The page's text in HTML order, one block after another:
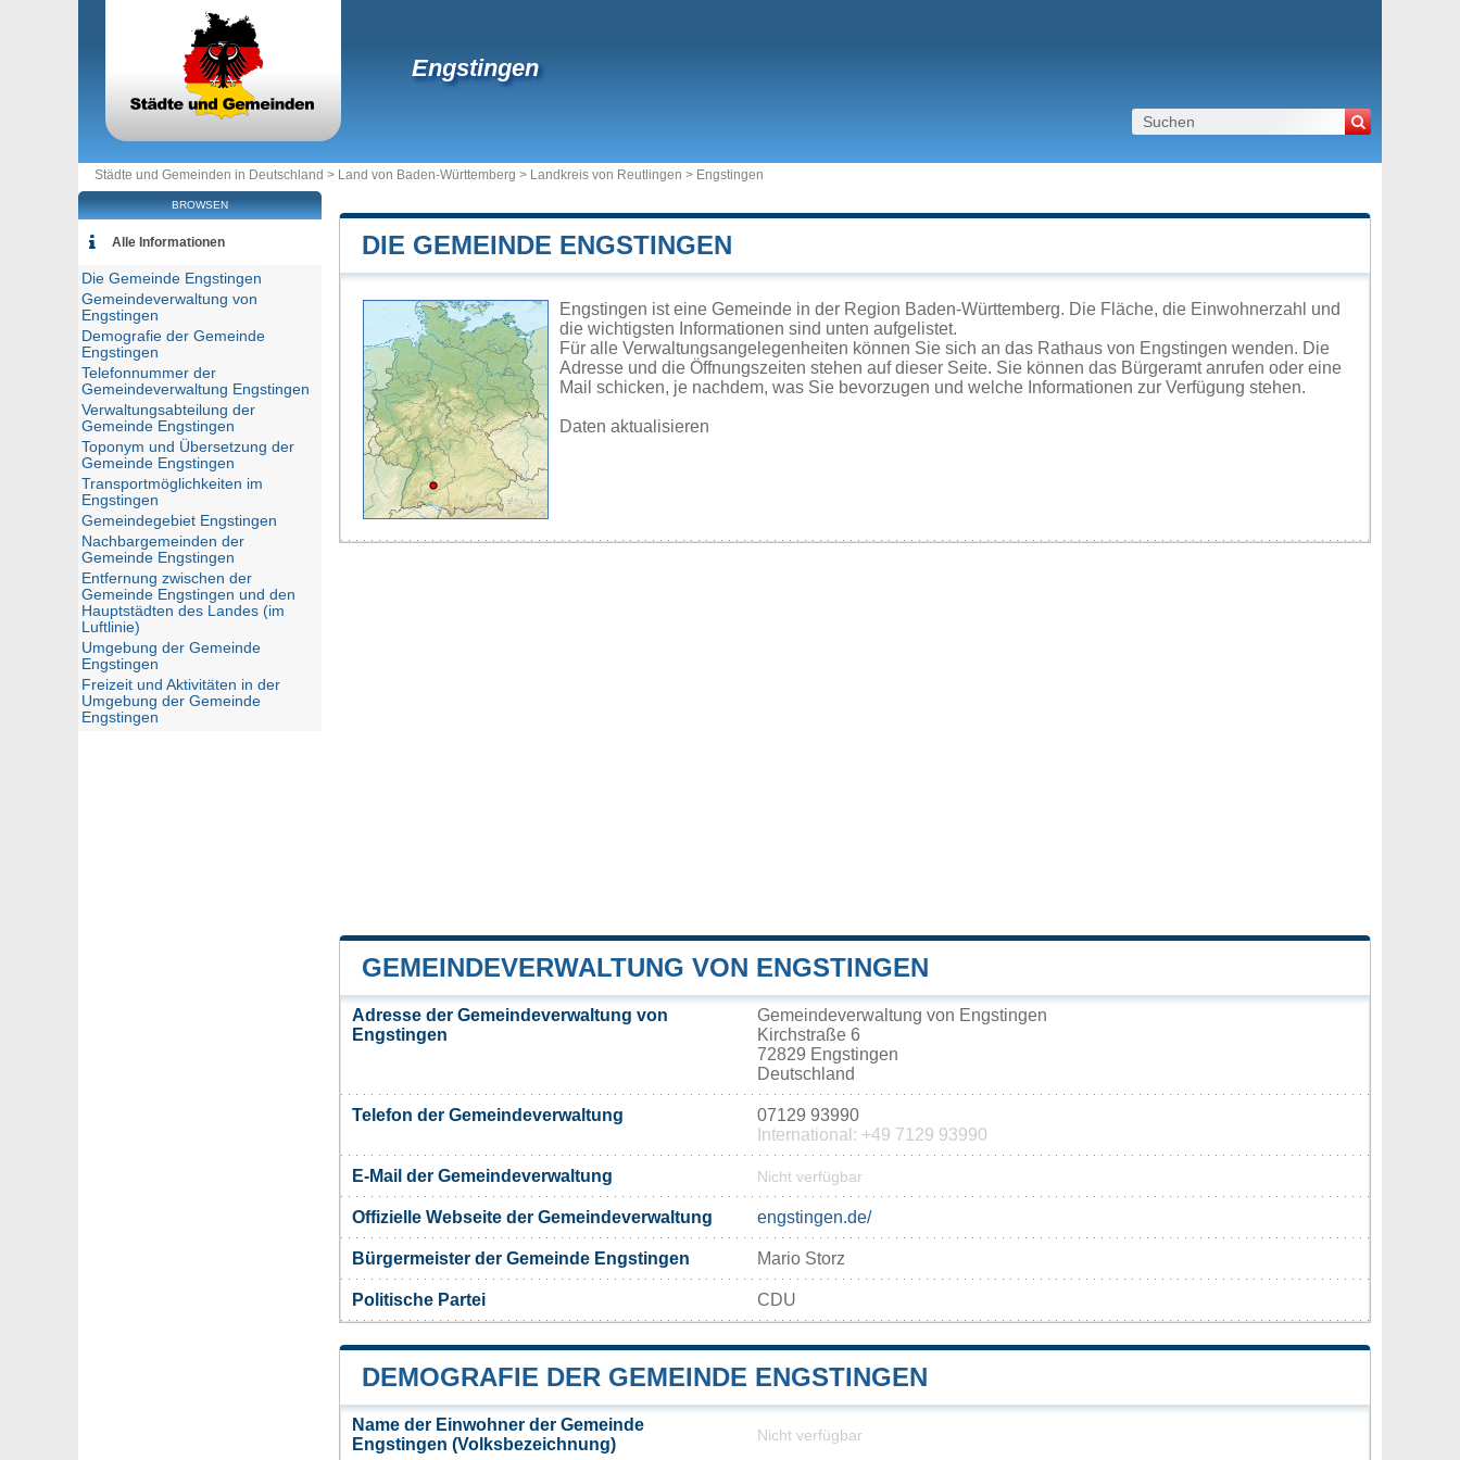
Engstingen
Städte und Gemeinden in Deutschland > Land von Baden-Württemberg > Landkreis von Reutlingen > Engstingen
DIE GEMEINDE ENGSTINGEN
Engstingen ist eine Gemeinde in der Region Baden-Württemberg. Die Fläche, die Einwohnerzahl und
die wichtigsten Informationen sind unten aufgelistet.
Für alle Verwaltungsangelegenheiten können Sie sich an das Rathaus von Engstingen wenden. Die
Adresse und die Öffnungszeiten stehen auf dieser Seite. Sie können das Bürgeramt anrufen oder eine
Mail schicken, je nachdem, was Sie bevorzugen und welche Informationen zur Verfügung stehen.
Daten aktualisieren
GEMEINDEVERWALTUNG VON ENGSTINGEN
Adresse der Gemeindeverwaltung von
Engstingen
Gemeindeverwaltung von Engstingen
Kirchstraße 6
72829 Engstingen
Deutschland
Telefon der Gemeindeverwaltung
07129 93990
International: +49 7129 93990
E-Mail der Gemeindeverwaltung Nicht verfügbar
Offizielle Webseite der Gemeindeverwaltung engstingen.de/
Bürgermeister der Gemeinde Engstingen Mario Storz
Politische Partei CDU
DEMOGRAFIE DER GEMEINDE ENGSTINGEN
Name der Einwohner der Gemeinde
Engstingen (Volksbezeichnung)
Nicht verfügbar
BROWSEN
Alle Informationen
Die Gemeinde Engstingen
Gemeindeverwaltung von
Engstingen
Demografie der Gemeinde
Engstingen
Telefonnummer der
Gemeindeverwaltung Engstingen
Verwaltungsabteilung der
Gemeinde Engstingen
Toponym und Übersetzung der
Gemeinde Engstingen
Transportmöglichkeiten im
Engstingen
Gemeindegebiet Engstingen
Nachbargemeinden der
Gemeinde Engstingen
Entfernung zwischen der
Gemeinde Engstingen und den
Hauptstädten des Landes (im
Luftlinie)
Umgebung der Gemeinde
Engstingen
Freizeit und Aktivitäten in der
Umgebung der Gemeinde
Engstingen